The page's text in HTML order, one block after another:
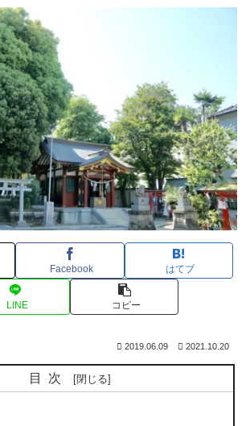
Facebook はてブ
LINE コピー
2019.06.09 2021.10.20
目次